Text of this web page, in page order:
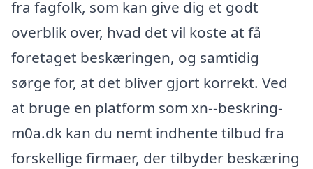
fra fagfolk, som kan give dig et godt
overblik over, hvad det vil koste at få
foretaget beskæringen, og samtidig
sørge for, at det bliver gjort korrekt. Ved
at bruge en platform som xn--beskring-
m0a.dk kan du nemt indhente tilbud fra
forskellige firmaer, der tilbyder beskæring